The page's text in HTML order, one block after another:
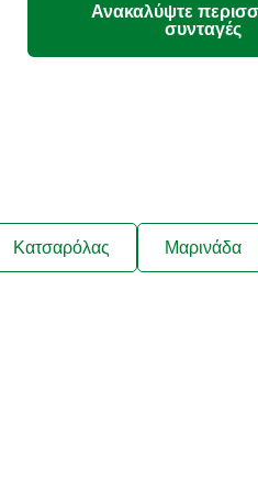
Ανακαλύψτε
συνταγές
Κατσαρόλας Μαρινάδα
συνταγές
σας και νέα
να μαγειρεύετε